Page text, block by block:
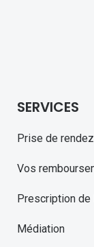
SERVICES
Prise de
Vos
Prescription de
Médiation